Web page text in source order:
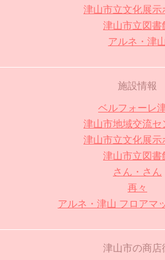
津山市立文化展示
津山市立図書
アルネ・津山
施設情報
ベルフォーレ
津山市地域交流セ
津山市立文化展示
津山市立図書
さん・さん
再々
アルネ・津山 フロアマ
津山市の商店